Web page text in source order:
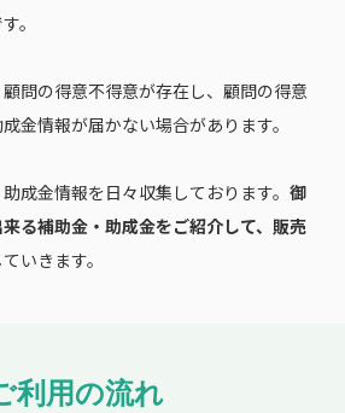
。
問の得意不得意が存在し、顧問の得意
金情報が届かない場合があります。
成金情報を日々収集しております。 御
る補助金・助成金をご紹介して、販売
ていきます。
利用の流れ